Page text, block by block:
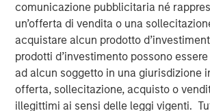
comunicazione pubblicitaria né
un’offerta di vendita o una
acquistare alcun prodotto
prodotti d’investimento possono
ad alcun soggetto in una giurisdizione
offerta, sollecitazione, acquisto o
illegittimi ai sensi delle leggi vigenti.
“Morgan Stanley Expansion Capital has
partner to HighQ, supporting us not
growth capital, but also with the thought
creativity necessary to help us achieve
growth objectives. They were
recruit executives and an independent